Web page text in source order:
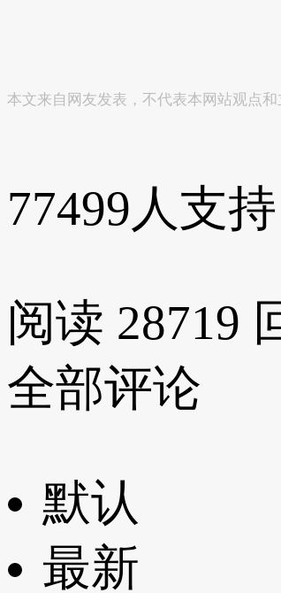
本文来自网友发表，不代表本网站观点
77499人支持
阅读 28719
全部评论
默认
最新